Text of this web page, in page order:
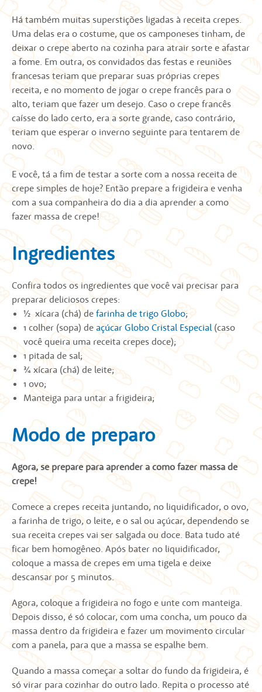
Há também muitas superstições ligadas à receita crepes.
Uma delas era o costume, que os camponeses tinham, de
deixar o crepe aberto na cozinha para atrair sorte e afastar
a fome. Em outra, os convidados das festas e reuniões
francesas teriam que preparar suas próprias crepes
receita, e no momento de jogar o crepe francês para o
alto, teriam que fazer um desejo. Caso o crepe francês
caísse do lado certo, era a sorte grande, caso contrário,
teriam que esperar o inverno seguinte para tentarem de
novo.
E você, tá a fim de testar a sorte com a nossa receita de
crepe simples de hoje? Então prepare a frigideira e venha
com a sua companheira do dia a dia aprender a como
fazer massa de crepe!
Ingredientes
Confira todos os ingredientes que você vai precisar para
preparar deliciososcrepes:
½ xícara (chá) de farinha de trigo Globo;
1 colher (sopa) de açúcar Globo Cristal Especial(caso
você queira uma receita crepes doce);
1 pitada de sal;
¾ xícara (chá) de leite;
1 ovo;
Manteiga para untar a frigideira;
Modo de preparo
Agora, se prepare para aprender a como fazer massa de
crepe!
Comece a crepes receita juntando, no liquidificador, o ovo,
a farinha de trigo, o leite, e o sal ou açúcar, dependendo se
sua receita crepes vai ser salgada ou doce. Bata tudo até
ficar bem homogêneo. Após bater no liquidificador,
coloque a massa de crepes em uma tigela e deixe
descansar por 5 minutos.
Agora, coloque a frigideira no fogo e unte com manteiga.
Depois disso, é só colocar, com uma concha, um pouco da
massa dentro da frigideira e fazer um movimento circular
com a panela, para que a massa se espalhe bem.
Quando a massa começar a soltar do fundo da frigideira, é
só virar para cozinhar do outro lado. Repita o processo até